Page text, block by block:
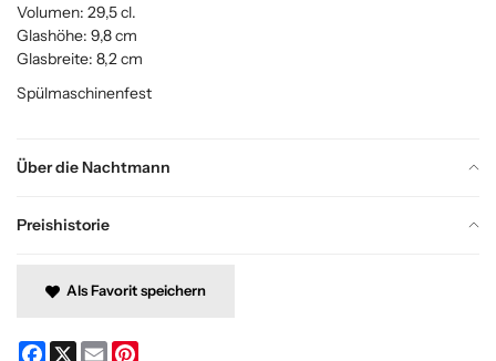
Über die Nachtmann
Preishistorie
Volumen: 29,5 cl.
Glashöhe: 9,8 cm
Glasbreite: 8,2 cm
Spülmaschinenfest
Als Favorit speichern
Facebook
X Email